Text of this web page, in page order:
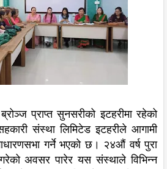
प्राप्त सुनसरीको इटहरीमा रहेको
संस्था लिमिटेड इटहरीले आगामी
गर्ने भएको छ। २४औं वर्ष पुरा
अवसर पारेर यस संस्थाले विभिन्न